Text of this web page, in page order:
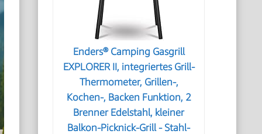
Enders® Camping Gasgrill
EXPLORER II, integriertes Grill-
Thermometer, Grillen-,
Kochen-, Backen Funktion, 2
Brenner Edelstahl, kleiner
Balkon-Picknick-Grill - Stahl-